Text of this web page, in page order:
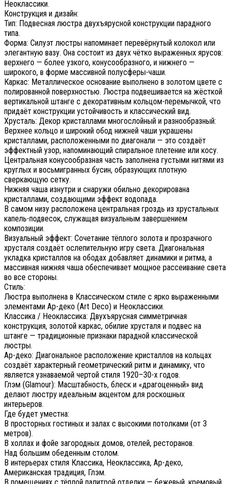
Неоклассики.
Конструкция и дизайн:
Тип: Подвесная люстра двухъярусной конструкции парадного
типа.
Форма: Силуэт люстры напоминает перевёрнутый колокол или
элегантную вазу. Она состоит из двух чётко выраженных ярусов:
верхнего — более узкого, конусообразного, и нижнего —
широкого, в форме массивной полусферы-чаши.
Каркас: Металлическое основание выполнено в золотом цвете с
полированной поверхностью. Люстра подвешивается на жёсткой
вертикальной штанге с декоративным кольцом-перемычкой, что
придаёт конструкции устойчивость и классический вид.
Хрусталь: Декор кристаллами многослойный и разнообразный:
Верхнее кольцо и широкий обод нижней чаши украшены
кристаллами, расположенными по диагонали — это создаёт
эффектный узор, напоминающий спиральное плетение или косу.
Центральная конусообразная часть заполнена густыми нитями из
круглых и восьмигранных бусин, образующих плотную
сверкающую сетку.
Нижняя чаша изнутри и снаружи обильно декорирована
кристаллами, создающими эффект водопада.
В самом низу расположена центральная гроздь из хрустальных
капель-подвесок, служащая визуальным завершением
композиции.
Визуальный эффект: Сочетание тёплого золота и прозрачного
хрусталя создаёт ослепительную игру света. Диагональная
укладка кристаллов на ободах добавляет динамики и ритма, а
массивная нижняя чаша обеспечивает мощное рассеивание света
во все стороны.
Стиль:
Люстра выполнена в Классическом стиле с ярко выраженными
элементами Ар-деко (Art Deco) и Неоклассики.
Классика / Неоклассика: Двухъярусная симметричная
конструкция, золотой каркас, обилие хрусталя и подвес на
штанге — традиционные признаки парадной классической
люстры.
Ар-деко: Диагональное расположение кристаллов на кольцах
создаёт характерный геометрический ритм и динамику, что
является узнаваемой чертой стиля 1920–30-х годов.
Глэм (Glamour): Масштабность, блеск и «драгоценный» вид
делают люстру идеальным акцентом для роскошных
интерьеров.
Где будет уместна:
В просторных гостиных и залах с высокими потолками (от 3
метров).
В холлах и фойе загородных домов, отелей, ресторанов.
Над большим обеденным столом.
В интерьерах стиля Классика, Неоклассика, Ар-деко,
Американская традиция, Глэм.